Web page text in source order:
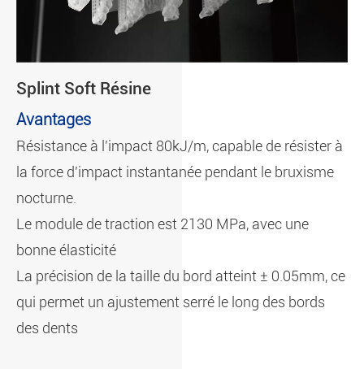
Splint Soft Résine
Avantages
Résistance à l'impact 80kJ/m, capable de résister à
la force d'impact instantanée pendant le bruxisme
nocturne.
Le module de traction est 2130 MPa, avec une
bonne élasticité
La précision de la taille du bord atteint ± 0.05mm, ce
qui permet un ajustement serré le long des bords
des dents